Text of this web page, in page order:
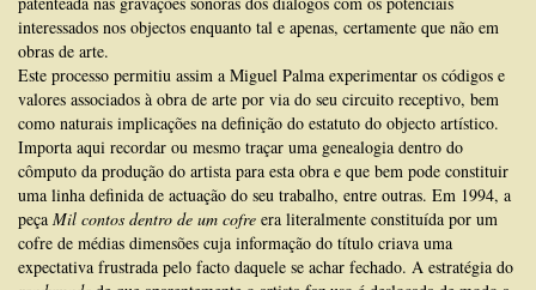
interessados nos objectos enquanto tal e apenas, certamente que não em
obras de arte.
Este processo permitiu assim a Miguel Palma experimentar os códigos e
valores associados à obra de arte por via do seu circuito receptivo, bem
como naturais implicações na definição do estatuto do objecto artístico.
Importa aqui recordar ou mesmo traçar uma genealogia den­tro do
cômputo da produção do artista para esta obra e que bem pode constituir
uma linha definida de actuação do seu trabalho, entre outras. Em 1994, a
peça Mil contos dentro de um cofre era literalmente constituída por um
cofre de médias dimensões cuja informação do título criava uma
expectativa frustrada pelo facto daquele se achar fechado. A estratégia do